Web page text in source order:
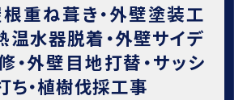
重ね葺き・外壁塗装工
温水器脱着・外壁サイデ
・外壁目地打替・サッシ
ち・植樹伐採工事